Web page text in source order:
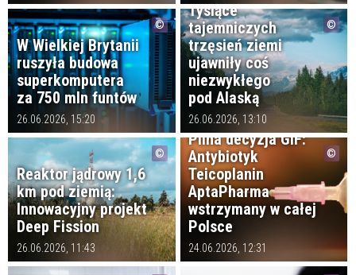
W Wielkiej Brytanii
ruszyła budowa
superkomputera
za 750 mln funtów
26.06.2026, 15:20
Tysiące
tajemniczych
trzęsień ziemi
ujawniły coś
niezwykłego
pod Alaską
26.06.2026, 13:10
Reaktor jądrowy 1,6
km pod ziemią:
Innowacyjny projekt
Deep Fission
26.06.2026, 11:43
Pilna decyzja GIF:
Antybiotyk
Teicoplanin
AptaPharma
wstrzymany w całej
Polsce
24.06.2026, 12:31